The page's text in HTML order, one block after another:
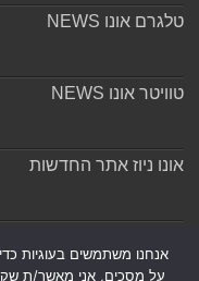
טלגרם אונו NEWS
טוויטר אונו NEWS
אונו ניוז אתר החדשות
אנחנו משתמשים בעוגיות
על מסכים, אני מאשר/ת